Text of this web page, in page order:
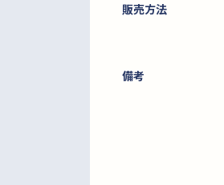
販売方法
備考